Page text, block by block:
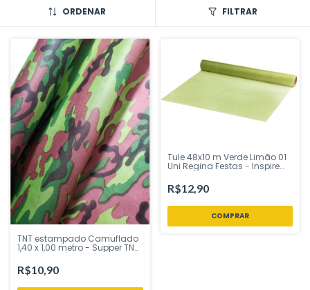
ORDENAR FILTRAR
TNT estampado Camuflado
1,40 x 1,00 metro - Supper TNT
R$10,90
Tule 48x10 m Verde Limão 01
Uni Regina Festas - Inspire
R$12,90